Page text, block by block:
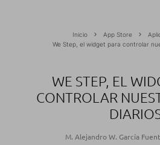
Inicio App Store
We Step, el widget para controlar
WE STEP, EL
CONTROLAR
M. Alejandro W. García